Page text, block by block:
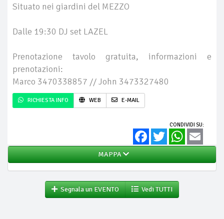
Situato nei giardini del MEZZO
Dalle 19:30 DJ set LAZEL
Prenotazione tavolo gratuita, informazioni e
prenotazioni:
Marco 3470338857 // John 3473327480
RICHIESTA INFO WEB E-MAIL
CONDIVIDI SU:
FacebookTwitter WhatsApp
MAPPA
Segnala un EVENTO Vedi TUTTI